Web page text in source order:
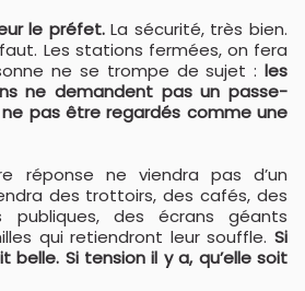
le préfet.La sécurité, très bien.
faut. Les stations fermées, on fera
ne se trompe de sujet : les
ne demandent pas un passe-
pas être regardés comme une
réponse ne viendra pas d’un
des trottoirs, des cafés, des
publiques, des écrans géants
qui retiendront leur souffle. Si
belle. Si tension il y a, qu’elle soit